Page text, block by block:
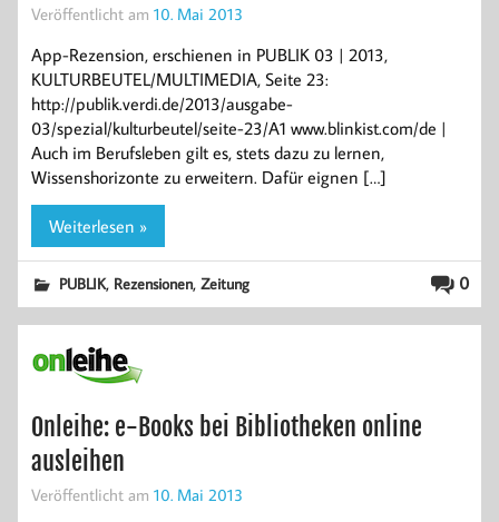
Veröffentlicht am 10. Mai 2013
App-Rezension, erschienen in PUBLIK 03 | 2013,
KULTURBEUTEL/MULTIMEDIA, Seite 23:
http://publik.verdi.de/2013/ausgabe-
03/spezial/kulturbeutel/seite-23/A1 www.blinkist.com/de |
Auch im Berufsleben gilt es, stets dazu zu lernen,
Wissenshorizonte zu erweitern. Dafür eignen […]
Weiterlesen »
0
PUBLIK, Rezensionen,Zeitung
Onleihe: e-Books bei Bibliotheken online
ausleihen
Veröffentlicht am 10. Mai 2013